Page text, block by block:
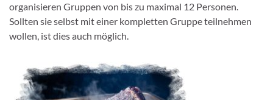
organisieren Gruppen von bis zu maximal 12 Personen.
Sollten sie selbst mit einer kompletten Gruppe teilnehmen
wollen, ist dies auch möglich.